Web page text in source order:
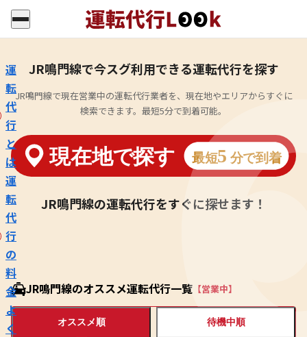
運
転
代
行
と
は
運
転
代
行
の
料
金
よ
く
JR鳴門線で今スグ利用できる運転代行を探す
JR鳴門線で現在営業中の運転代行業者を、現在地やエリアからすぐに
検索できます。最短5分で到着可能。
JR鳴門線の運転代行をすぐに探せます！
JR鳴門線のオススメ運転代行一覧 【営業中】
オススメ順 待機中順